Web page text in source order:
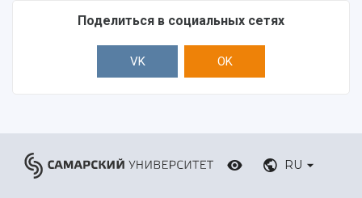
Поделиться в социальных сетях
VK OK
RU